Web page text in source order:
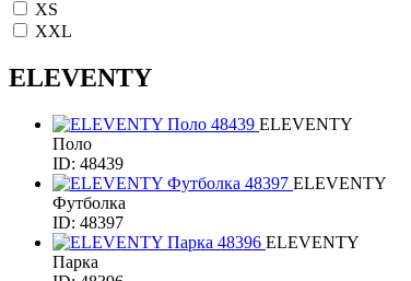
XS
XXL
ELEVENTY
ELEVENTY
Поло
ID: 48439
ELEVENTY
Футболка
ID: 48397
ELEVENTY
Парка